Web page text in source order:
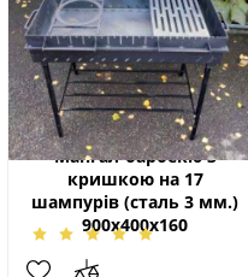
Мангал-барбекю з
кришкою на 17
шампурів (сталь 3 мм.)
900х400х160